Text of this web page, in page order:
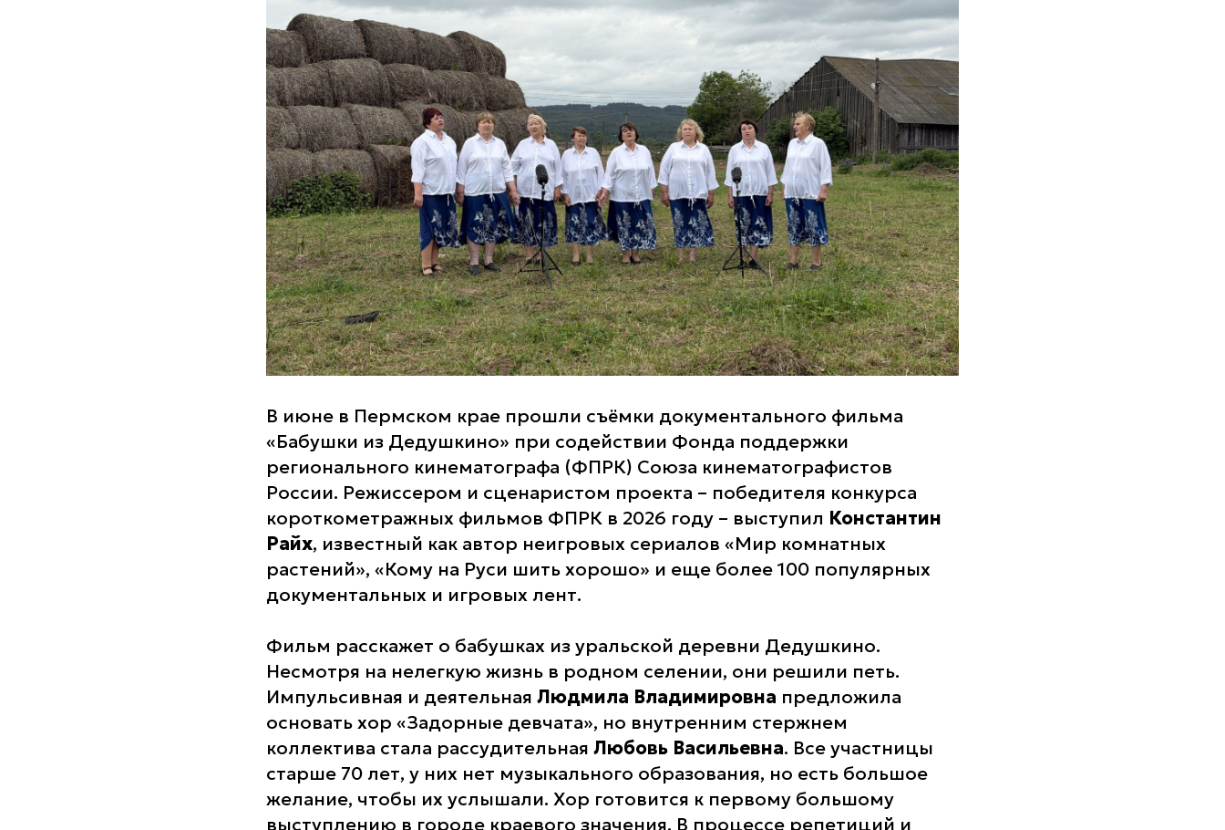
В июне в Пермском крае прошли съёмки документального фильма
«Бабушки из Дедушкино» при содействии Фонда поддержки
регионального кинематографа (ФПРК) Союза кинематографистов
России. Режиссером и сценаристом проекта – победителя конкурса
короткометражных фильмов ФПРК в 2026 году – выступил Константин
Райх, известный как автор неигровых сериалов «Мир комнатных
растений», «Кому на Руси шить хорошо» и еще более 100 популярных
документальных и игровых лент.
Фильм расскажет о бабушках из уральской деревни Дедушкино.
Несмотря на нелегкую жизнь в родном селении, они решили петь.
Импульсивная и деятельная Людмила Владимировна предложила
основать хор «Задорные девчата», но внутренним стержнем
коллектива стала рассудительная Любовь Васильевна. Все участницы
старше 70 лет, у них нет музыкального образования, но есть большое
желание, чтобы их услышали. Хор готовится к первому большому
выступлению в городе краевого значения. В процессе репетиций и